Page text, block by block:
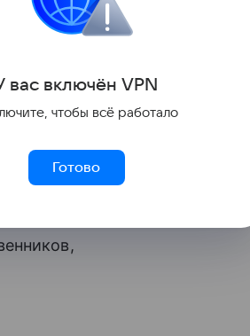
кто именно
мигрантов, для
культурно близки к
вас включён VPN
чтобы всё работало
Готово